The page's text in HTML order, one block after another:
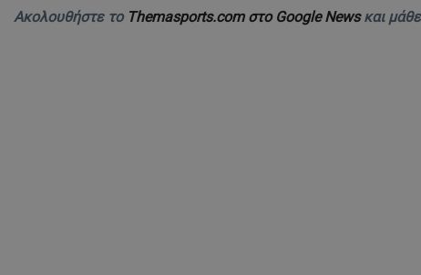
Ακολουθήστε το Themasports.com στο Google Newsκαι